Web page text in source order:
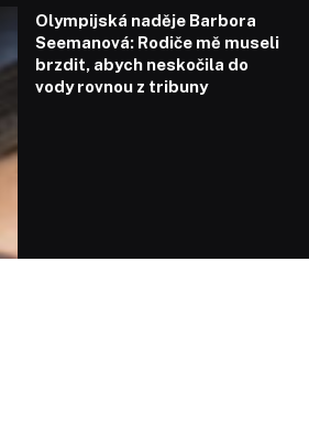
Olympijská naděje Barbora
Seemanová: Rodiče mě museli
brzdit, abych neskočila do
vody rovnou z tribuny